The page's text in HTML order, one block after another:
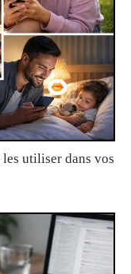
utiliser dans vos